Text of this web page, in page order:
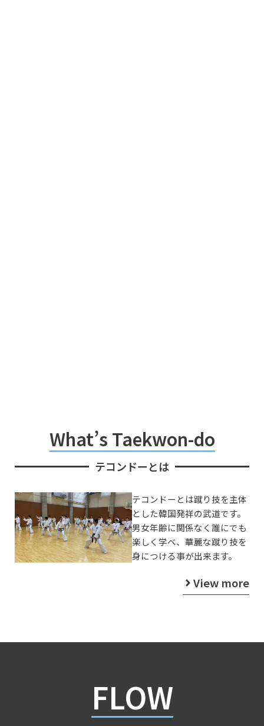
What’s Taekwon-do
テコンドーとは
テコンドーとは蹴り技を主体
とした韓国発祥の武道です。
男女年齢に関係なく誰にでも
楽しく学べ、華麗な蹴り技を
身につける事が出来ます。
View more
FLOW